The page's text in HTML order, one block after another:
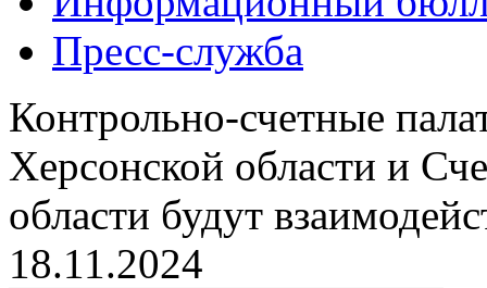
Пресс-служба
Контрольно-счетные
Херсонской области и
области будут
18.11.2024